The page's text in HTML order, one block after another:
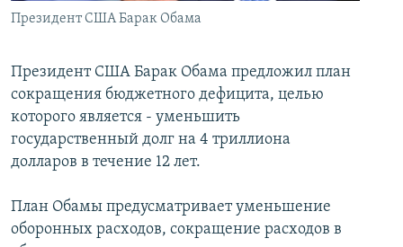
AZADLIQRADIOSU MOBIL TELEFONUNUZDA
XƏBƏR BÜLLETENLƏRIMIZ
RFE/RL-in bütün saytları
Президент США Барак Обама
Президент США Барак Обама предложил план
сокращения бюджетного дефицита, целью
которого является - уменьшить
государственный долг на 4 триллиона
долларов в течение 12 лет.
План Обамы предусматривает уменьшение
оборонных расходов, сокращение расходов в